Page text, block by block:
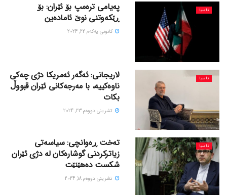
ئاسیا
پەیامی ترەمپ بۆ ئێران: بۆ
ڕێکەوتنی نوێ ئامادەین
كانونی یه‌كه‌م 22, 2024
ئاسیا
لاریجانی: ئەگەر ئەمریکا دژی چەکی
ناوەکییە، با مەرجەکانی ئێران قبووڵ
بکات
تشرینی دووه‌م 23, 2024
ئاسیا
تەخت ڕەوانچی: سیاسەتی
زیاترکردنی گوشارەکان لە دژی ئێران
شکست دەهێنێت
تشرینی دووه‌م 18, 2024